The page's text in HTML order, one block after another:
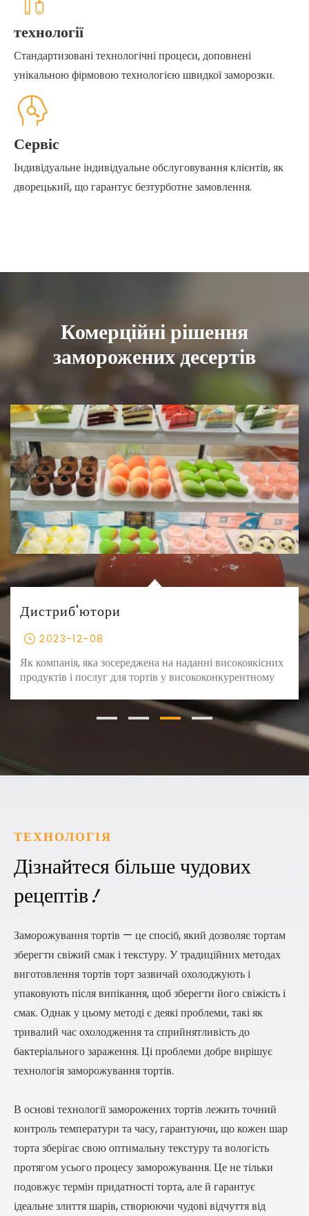
технології
Стандартизовані технологічні процеси, доповнені
унікальною фірмовою технологією швидкої заморозки.
Сервіс
Індивідуальне індивідуальне обслуговування клієнтів, як
дворецький, що гарантує безтурботне замовлення.
Комерційні рішення
заморожених десертів
Дистриб'ютори
2023-12-08
Як компанія, яка зосереджена на наданні високоякісних
продуктів і послуг для тортів у висококонкурентному
дистриб’юторів для успішного ведення бізнесу. За
багато років роботи з численними дистриб'юторами ми
ТЕХНОЛОГІЯ
Дізнайтеся більше чудових
рецептів!
Заморожування тортів — це спосіб, який дозволяє тортам
зберегти свіжий смак і текстуру. У традиційних методах
виготовлення тортів торт зазвичай охолоджують і
упаковують після випікання, щоб зберегти його свіжість і
смак. Однак у цьому методі є деякі проблеми, такі як
тривалий час охолодження та сприйнятливість до
бактеріального зараження. Ці проблеми добре вирішує
технологія заморожування тортів.
В основі технології заморожених тортів лежить точний
контроль температури та часу, гарантуючи, що кожен шар
торта зберігає свою оптимальну текстуру та вологість
протягом усього процесу заморожування. Це не тільки
подовжує термін придатності торта, але й гарантує
ідеальне злиття шарів, створюючи чудові відчуття від